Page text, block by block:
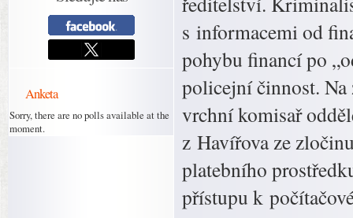
Anketa
Sorry, there are no polls available at the
moment.
s informacemi od
pohybu financí po
policejní činnost.
vrchní komisař
z Havířova ze
platebního
přístupu k